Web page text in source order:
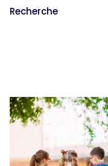
Recherche